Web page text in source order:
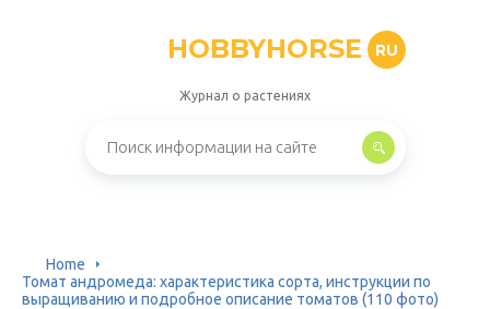
HOBBYHORSE RU
Журнал о растениях
Home
Томат андромеда: характеристика сорта, инструкции по
выращиванию и подробное описание томатов (110 фото)